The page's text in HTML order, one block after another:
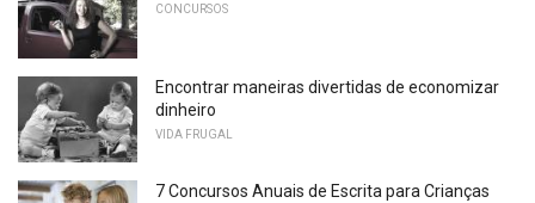
CONCURSOS
Encontrar maneiras divertidas de economizar
dinheiro
VIDA FRUGAL
7 Concursos Anuais de Escrita para Crianças